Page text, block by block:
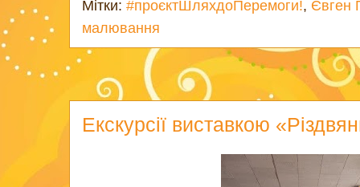
Мітки: #проєктШляхдоПеремоги!, Євген
малювання
Екскурсії виставкою